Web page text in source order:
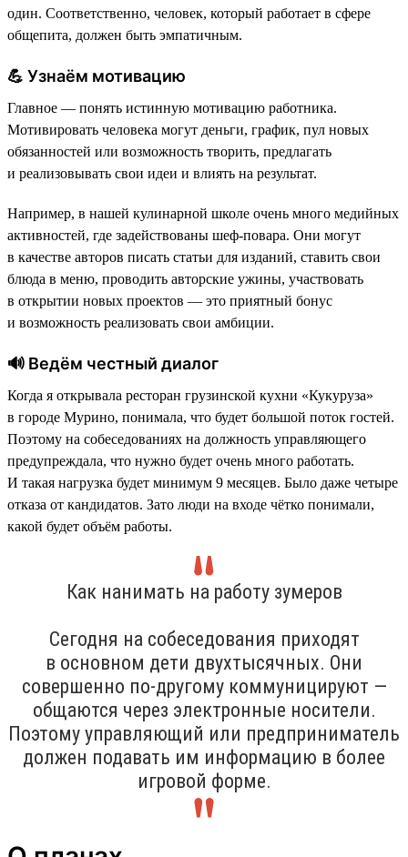
один. Соответственно, человек, который работает в сфере
общепита, должен быть эмпатичным.
💪 Узнаём мотивацию
Главное — понять истинную мотивацию работника.
Мотивировать человека могут деньги, график, пул новых
обязанностей или возможность творить, предлагать
и реализовывать свои идеи и влиять на результат.
Например, в нашей кулинарной школе очень много медийных
активностей, где задействованы шеф-повара. Они могут
в качестве авторов писать статьи для изданий, ставить свои
блюда в меню, проводить авторские ужины, участвовать
в открытии новых проектов — это приятный бонус
и возможность реализовать свои амбиции.
🔊 Ведём честный диалог
Когда я открывала ресторан грузинской кухни «Кукуруза»
в городе Мурино, понимала, что будет большой поток гостей.
Поэтому на собеседованиях на должность управляющего
предупреждала, что нужно будет очень много работать.
И такая нагрузка будет минимум 9 месяцев. Было даже четыре
отказа от кандидатов. Зато люди на входе чётко понимали,
какой будет объём работы.
Как нанимать на работу зумеров
Сегодня на собеседования приходят
в основном дети двухтысячных. Они
совершенно по-другому коммуницируют —
общаются через электронные носители.
Поэтому управляющий или предприниматель
должен подавать им информацию в более
игровой форме.